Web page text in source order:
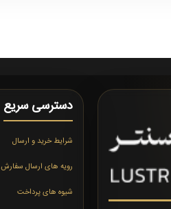
دسترسی سریع
شرایط خرید و ارسال
رویه های ارسال سفارش
شیوه های پرداخت